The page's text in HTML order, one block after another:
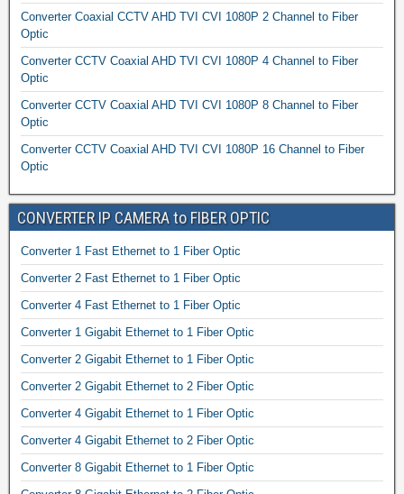
Converter Coaxial CCTV AHD TVI CVI 1080P 2 Channel to Fiber
Optic
Converter CCTV Coaxial AHD TVI CVI 1080P 4 Channel to Fiber
Optic
Converter CCTV Coaxial AHD TVI CVI 1080P 8 Channel to Fiber
Optic
Converter CCTV Coaxial AHD TVI CVI 1080P 16 Channel to Fiber
Optic
CONVERTER IP CAMERA to FIBER OPTIC
Converter 1 Fast Ethernet to 1 Fiber Optic
Converter 2 Fast Ethernet to 1 Fiber Optic
Converter 4 Fast Ethernet to 1 Fiber Optic
Converter 1 Gigabit Ethernet to 1 Fiber Optic
Converter 2 Gigabit Ethernet to 1 Fiber Optic
Converter 2 Gigabit Ethernet to 2 Fiber Optic
Converter 4 Gigabit Ethernet to 1 Fiber Optic
Converter 4 Gigabit Ethernet to 2 Fiber Optic
Converter 8 Gigabit Ethernet to 1 Fiber Optic